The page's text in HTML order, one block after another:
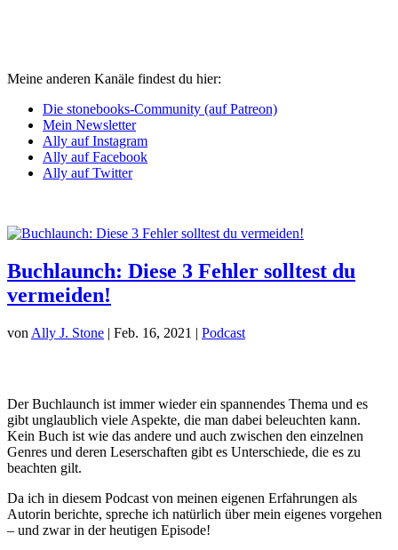
Meine anderen Kanäle findest du hier:
Die stonebooks-Community (auf Patreon)
Mein Newsletter
Ally auf Instagram
Ally auf Facebook
Ally auf Twitter
Buchlaunch: Diese 3 Fehler solltest du
vermeiden!
von Ally J. Stone | Feb. 16, 2021 | Podcast
Der Buchlaunch ist immer wieder ein spannendes Thema und es
gibt unglaublich viele Aspekte, die man dabei beleuchten kann.
Kein Buch ist wie das andere und auch zwischen den einzelnen
Genres und deren Leserschaften gibt es Unterschiede, die es zu
beachten gilt.
Da ich in diesem Podcast von meinen eigenen Erfahrungen als
Autorin berichte, spreche ich natürlich über mein eigenes vorgehen
– und zwar in der heutigen Episode!